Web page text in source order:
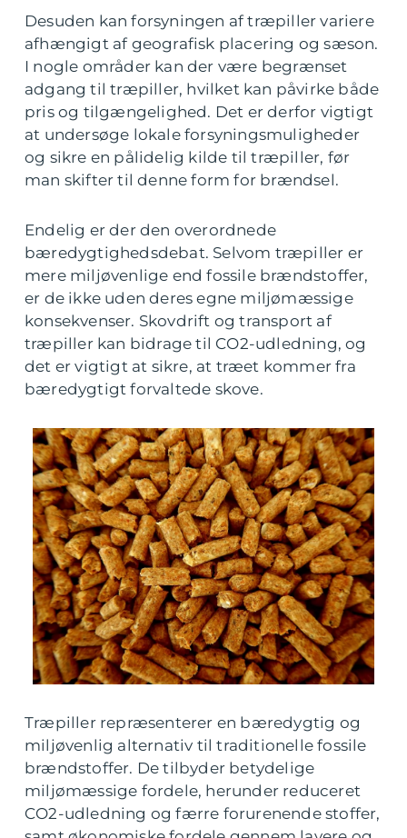
Desuden kan forsyningen af træpiller variere
afhængigt af geografisk placering og sæson.
I nogle områder kan der være begrænset
adgang til træpiller, hvilket kan påvirke både
pris og tilgængelighed. Det er derfor vigtigt
at undersøge lokale forsyningsmuligheder
og sikre en pålidelig kilde til træpiller, før
man skifter til denne form for brændsel.
Endelig er der den overordnede
bæredygtighedsdebat. Selvom træpiller er
mere miljøvenlige end fossile brændstoffer,
er de ikke uden deres egne miljømæssige
konsekvenser. Skovdrift og transport af
træpiller kan bidrage til CO2-udledning, og
det er vigtigt at sikre, at træet kommer fra
bæredygtigt forvaltede skove.
Træpiller repræsenterer en bæredygtig og
miljøvenlig alternativ til traditionelle fossile
brændstoffer. De tilbyder betydelige
miljømæssige fordele, herunder reduceret
CO2-udledning og færre forurenende stoffer,